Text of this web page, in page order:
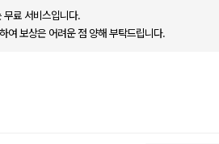
료 서비스입니다.
여 보상은 어려운 점 양해 부탁드립니다.